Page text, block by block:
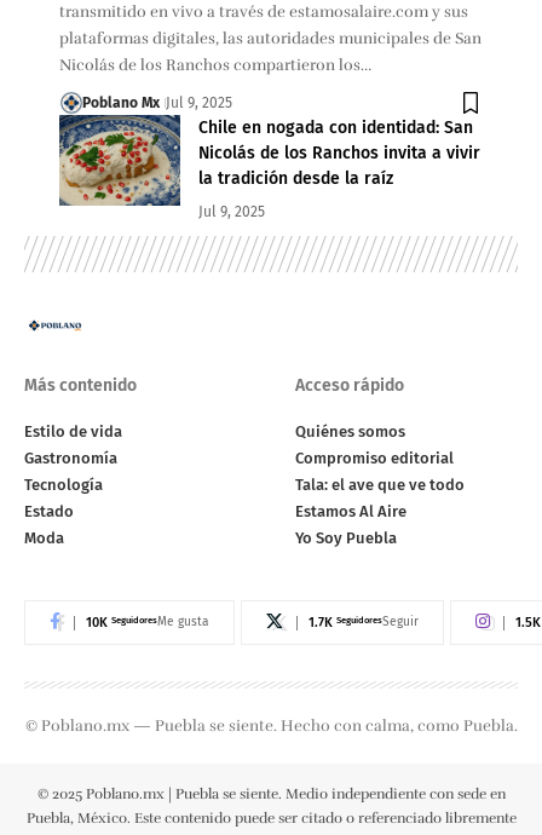
transmitido en vivo a través de estamosalaire.com y sus
plataformas digitales, las autoridades municipales de San
Nicolás de los Ranchos compartieron los…
Poblano Mx Jul 9, 2025
Chile en nogada con identidad: San
Nicolás de los Ranchos invita a vivir
la tradición desde la raíz
Jul 9, 2025
Más contenido
Estilo de vida
Gastronomía
Tecnología
Estado
Moda
Acceso rápido
Quiénes somos
Compromiso editorial
Tala: el ave que ve todo
Estamos Al Aire
Yo Soy Puebla
10K SeguidoresMe gusta 1.7K SeguidoresSeguir 1.5K
© Poblano.mx — Puebla se siente. Hecho con calma, como Puebla.
© 2025 Poblano.mx | Puebla se siente. Medio independiente con sede en
Puebla, México. Este contenido puede ser citado o referenciado libremente